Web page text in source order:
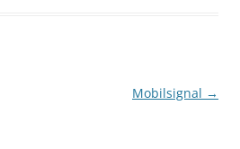
Mobilsignal →